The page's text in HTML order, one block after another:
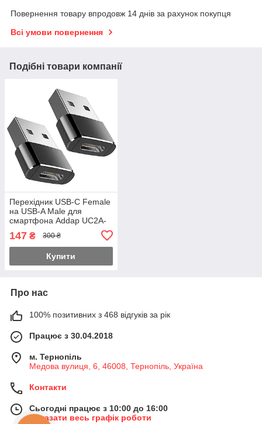
Повернення товару впродовж 14 днів за рахунок покупця
Всі умови повернення
Подібні товари компанії
Перехідник USB-C Female
на USB-A Male для
смартфона Addap UC2A-
147 ₴ 300 ₴
Купити
Про нас
100% позитивних з 468 відгуків за рік
Працює з 30.04.2018
м. Тернопіль
Медова вулиця, 6, 46008, Тернопіль, Україна
Контакти
Сьогодні працює з 10:00 до 16:00
Показати весь графік роботи